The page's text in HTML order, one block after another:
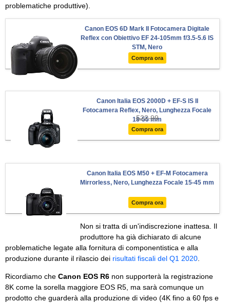
problematiche produttive).
Canon EOS 6D Mark II Fotocamera Digitale
Reflex con Obiettivo EF 24-105mm f/3.5-5.6 IS
STM, Nero
Compra ora
Canon Italia EOS 2000D + EF-S IS II
Fotocamera Reflex, Nero, Lunghezza Focale
18-55 mm
522.99
Compra ora
Canon Italia EOS M50 + EF-M Fotocamera
Mirrorless, Nero, Lunghezza Focale 15-45 mm
Compra ora
Non si tratta di un'indiscrezione inattesa. Il
produttore ha già dichiarato di alcune
problematiche legate alla fornitura di componentistica e alla
produzione durante il rilascio dei risultati fiscali del Q1 2020.
Ricordiamo che Canon EOS R6 non supporterà la registrazione
8K come la sorella maggiore EOS R5, ma sarà comunque un
prodotto che guarderà alla produzione di video (4K fino a 60 fps e